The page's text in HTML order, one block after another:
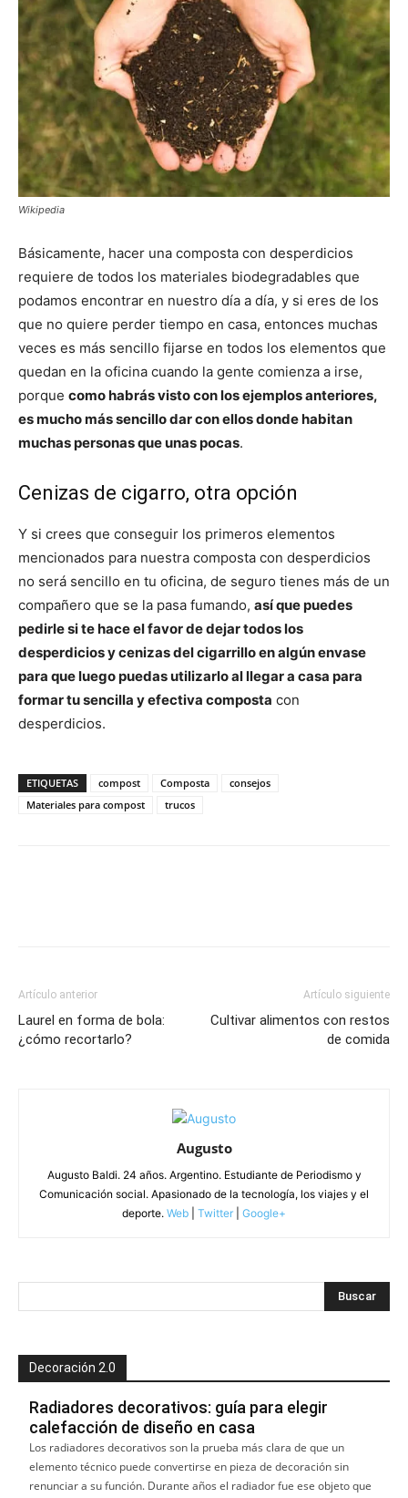
Wikipedia
Básicamente, hacer una composta con desperdicios
requiere de todos los materiales biodegradables que
podamos encontrar en nuestro día a día, y si eres de los
que no quiere perder tiempo en casa, entonces muchas
veces es más sencillo fijarse en todos los elementos que
quedan en la oficina cuando la gente comienza a irse,
porque como habrás visto con los ejemplos anteriores,
es mucho más sencillo dar con ellos donde habitan
muchas personas que unas pocas.
Cenizas de cigarro, otra opción
Y si crees que conseguir los primeros elementos
mencionados para nuestra composta con desperdicios
no será sencillo en tu oficina, de seguro tienes más de un
compañero que se la pasa fumando, así que puedes
pedirle si te hace el favor de dejar todos los
desperdicios y cenizas del cigarrillo en algún envase
para que luego puedas utilizarlo al llegar a casa para
formar tu sencilla y efectiva composta con
desperdicios.
ETIQUETAS compost Composta
consejos
Materiales para compost
trucos
Artículo anterior
Laurel en forma de bola:
¿cómo recortarlo?
Artículo siguiente
Cultivar alimentos con restos
de comida
Augusto
Augusto Baldi. 24 años. Argentino. Estudiante de Periodismo y
Comunicación social. Apasionado de la tecnología, los viajes y el
deporte. Web Twitter Google+
Decoración 2.0
Radiadores decorativos: guía para elegir
calefacción de diseño en casa
Los radiadores decorativos son la prueba más clara de que un
elemento técnico puede convertirse en pieza de decoración sin
renunciar a su función. Durante años el radiador fue ese objeto que